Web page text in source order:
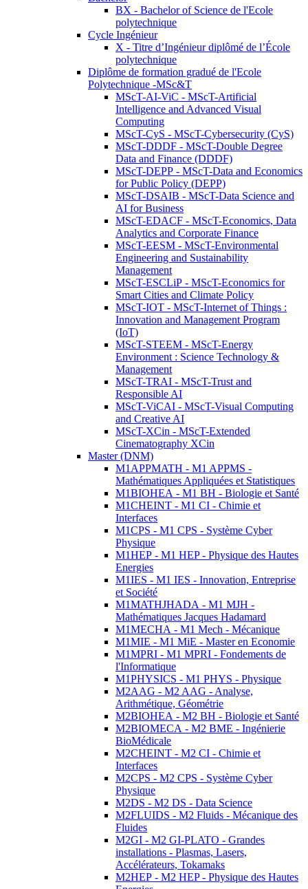
BX - Bachelor of Science de l'Ecole
polytechnique
Cycle Ingénieur
X - Titre d’Ingénieur diplômé de l’École
polytechnique
Diplôme de formation gradué de l'Ecole
Polytechnique -MSc&T
MScT-AI-ViC - MScT-Artificial
Intelligence and Advanced Visual
Computing
MScT-CyS - MScT-Cybersecurity (CyS)
MScT-DDDF - MScT-Double Degree
Data and Finance (DDDF)
MScT-DEPP - MScT-Data and Economics
for Public Policy (DEPP)
MScT-DSAIB - MScT-Data Science and
AI for Business
MScT-EDACF - MScT-Economics, Data
Analytics and Corporate Finance
MScT-EESM - MScT-Environmental
Engineering and Sustainability
Management
MScT-ESCLiP - MScT-Economics for
Smart Cities and Climate Policy
MScT-IOT - MScT-Internet of Things :
Innovation and Management Program
(IoT)
MScT-STEEM - MScT-Energy
Environment : Science Technology &
Management
MScT-TRAI - MScT-Trust and
Responsible AI
MScT-ViCAI - MScT-Visual Computing
and Creative AI
MScT-XCin - MScT-Extended
Cinematography XCin
Master (DNM)
M1APPMATH - M1 APPMS -
Mathématiques Appliquées et Statistiques
M1BIOHEA - M1 BH - Biologie et Santé
M1CHEINT - M1 CI - Chimie et
Interfaces
M1CPS - M1 CPS - Système Cyber
Physique
M1HEP - M1 HEP - Physique des Hautes
Energies
M1IES - M1 IES - Innovation, Entreprise
et Société
M1MATHJHADA - M1 MJH -
Mathématiques Jacques Hadamard
M1MECHA - M1 Mech - Mécanique
M1MIE - M1 MiE - Master en Economie
M1MPRI - M1 MPRI - Fondements de
l'Informatique
M1PHYSICS - M1 PHYS - Physique
M2AAG - M2 AAG - Analyse,
Arithmétique, Géométrie
M2BIOHEA - M2 BH - Biologie et Santé
M2BIOMECA - M2 BME - Ingénierie
BioMédicale
M2CHEINT - M2 CI - Chimie et
Interfaces
M2CPS - M2 CPS - Système Cyber
Physique
M2DS - M2 DS - Data Science
M2FLUIDS - M2 Fluids - Mécanique des
Fluides
M2GI - M2 GI-PLATO - Grandes
installations - Plasmas, Lasers,
Accélérateurs, Tokamaks
M2HEP - M2 HEP - Physique des Hautes